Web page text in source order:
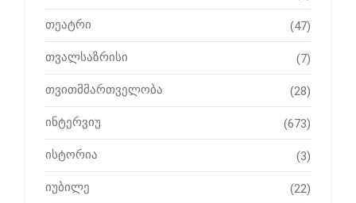
თეატრი (47)
თვალსაზრისი (7)
თვითმმართველობა (28)
ინტერვიუ (673)
ისტორია (3)
იუბილე (22)